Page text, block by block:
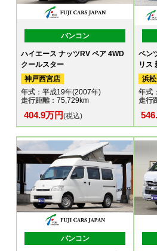
バンコン
ハイエース ナッツRV ペア 4WD
クールスター
神戸西宮店
年式 ：平成19年(2007年)
走行距離：75,729km
404.9万円(税込)
ベン
リス
浜
年式
走行
バンコン